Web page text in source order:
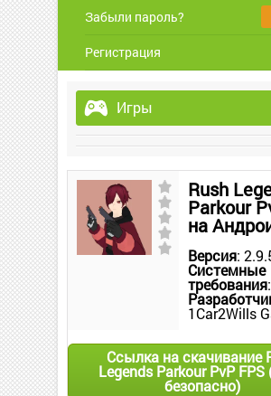
Забыли пароль?
Регистрация
Игры
Rush
Parkour
на
Версия:
Системные
требования
1Car2Wills
Ссылка на скачивание
Legends Parkour PvP
безопасно)